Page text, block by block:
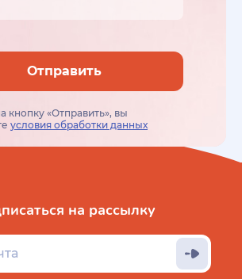
Отправить
кнопку «Отправить», вы
условия обработки данных
на рассылку